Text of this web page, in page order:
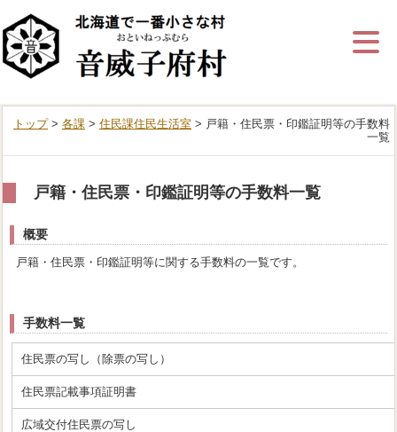
ビ
ゲ
ー
シ
ン
を
ば
トップ> 各課 > 住民課住民生活室 > 戸籍・住民票・印鑑証明等の手数料
一覧
戸籍・住民票・印鑑証明等の手数料一覧
概要
戸籍・住民票・印鑑証明等に関する手数料の一覧です。
手数料一覧
住民票の写し（除票の写し）
住民票記載事項証明書
広域交付住民票の写し